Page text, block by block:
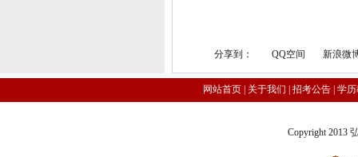
分享到： QQ空间 新浪微
网站首页| 关于我们 招考公告| 学
Copyright 2013